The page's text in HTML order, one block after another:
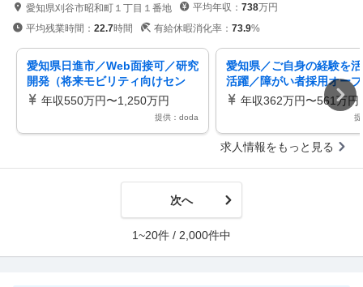
愛知県刈谷市昭和町１丁目１番地 平均年収： 738万円
平均残業時間： 22.7時間 有給休暇消化率： 73.9%
愛知県日進市／Web面接可／研究
開発（将来モビリティ向けセン
サ）／ミライズ
年収550万円〜1,250万円
提供：doda
愛知県／ご自身の経験を
活躍／障がい者採用オー
ション（技能）
年収362万円〜561万円
求人情報をもっと見る
次へ
1~20件 / 2,000件中